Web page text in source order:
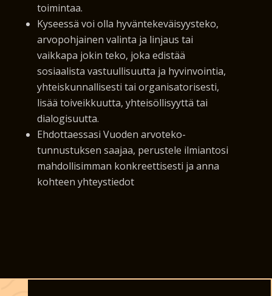
toimintaa.
Kyseessä voi olla hyväntekeväisyysteko,
arvopohjainen valinta ja linjaus tai
vaikkapa jokin teko, joka edistää
sosiaalista vastuullisuutta ja hyvinvointia,
yhteiskunnallisesti tai organisatorisesti,
lisää toiveikkuutta, yhteisöllisyyttä tai
dialogisuutta.
Ehdottaessasi Vuoden arvoteko-
tunnustuksen saajaa, perustele ilmiantosi
mahdollisimman konkreettisesti ja anna
kohteen yhteystiedot